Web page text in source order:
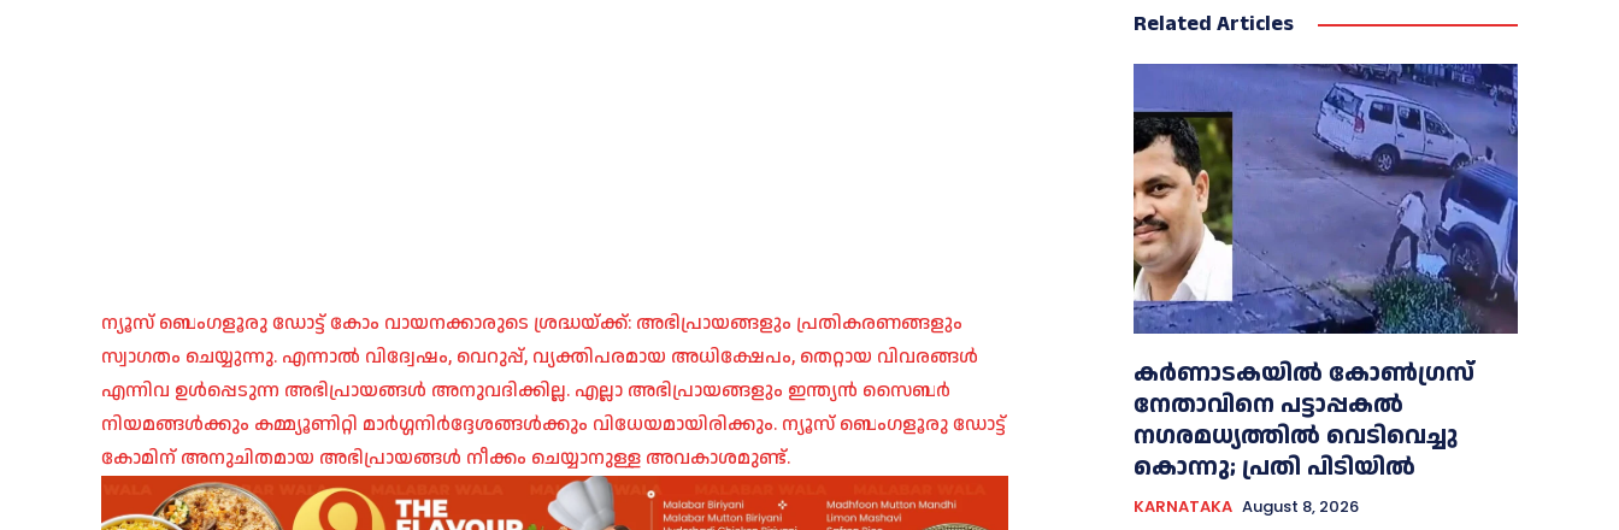
ന്യൂസ് ബെംഗളൂരു ഡോട്ട് കോം വായനക്കാരുടെ ശ്രദ്ധയ്ക്ക്: അഭിപ്രായങ്ങളും പ്രതികരണങ്ങളും
സ്വാഗതം ചെയ്യുന്നു. എന്നാൽ വിദ്വേഷം, വെറുപ്പ്, വ്യക്തിപരമായ അധിക്ഷേപം, തെറ്റായ വിവരങ്ങൾ
എന്നിവ ഉൾപ്പെടുന്ന അഭിപ്രായങ്ങൾ അനുവദിക്കില്ല. എല്ലാ അഭിപ്രായങ്ങളും ഇന്ത്യൻ സൈബർ
നിയമങ്ങൾക്കും കമ്മ്യൂണിറ്റി മാർഗ്ഗനിർദ്ദേശങ്ങൾക്കും വിധേയമായിരിക്കും. ന്യൂസ് ബെംഗളൂരു ഡോട്ട്
കോമിന് അനുചിതമായ അഭിപ്രായങ്ങൾ നീക്കം ചെയ്യാനുള്ള അവകാശമുണ്ട്.
Related Articles
കർണാടകയിൽ കോണ്‍ഗ്രസ്
നേതാവിനെ പട്ടാപ്പകല്‍
നഗരമധ്യത്തില്‍ വെടിവെച്ചു
കൊന്നു; പ്രതി പിടിയില്‍
KARNATAKA August 8, 2026